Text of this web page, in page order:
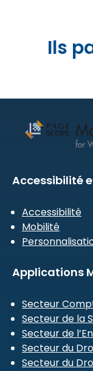
Ils
Accessibilité
Accessibilité
Mobilité
Applications
Secteur
Secteur de la
Secteur de
Secteur du
Secteur du